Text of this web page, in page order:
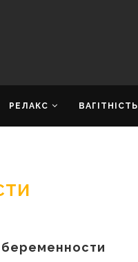
РЕЛАКС ВАГІТНІСТЬ